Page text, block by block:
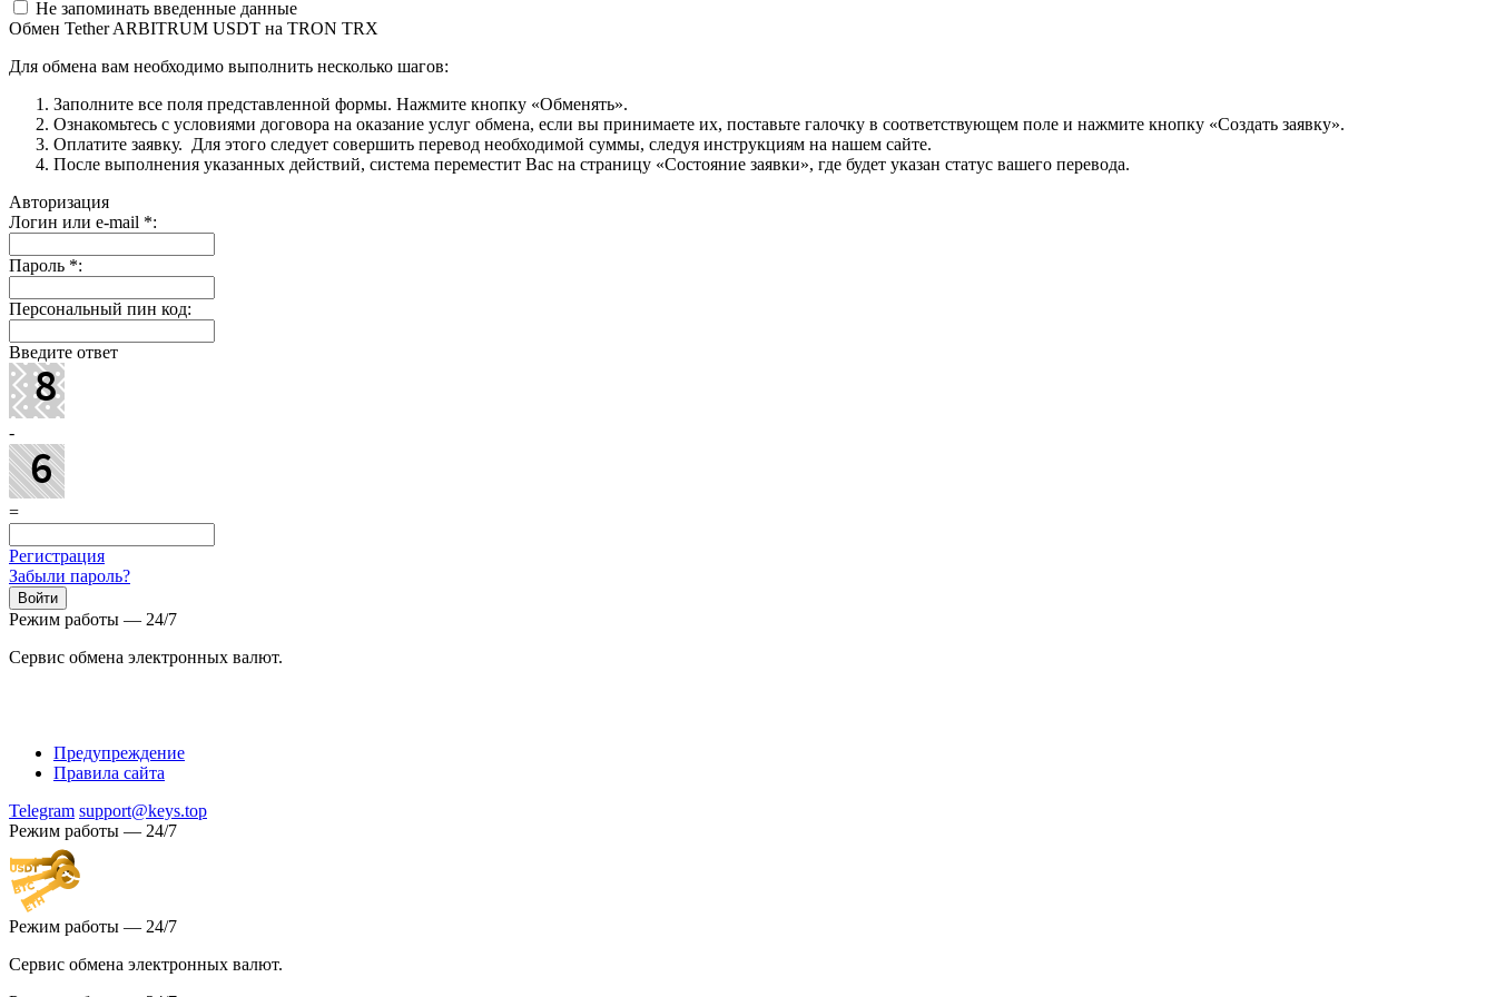
Не запоминать введенные данные
Обмен Tether ARBITRUM USDT на TRON TRX
Для обмена вам необходимо выполнить несколько шагов:
Заполните все поля представленной формы. Нажмите кнопку «Обменять».
Ознакомьтесь с условиями договора на оказание услуг обмена, если вы принимаете их, поставьте галочку в соответствующем поле и нажмите кнопку «Создать заявку».
Оплатите заявку. Для этого следует совершить перевод необходимой суммы, следуя инструкциям на нашем сайте.
После выполнения указанных действий, система переместит Вас на страницу «Состояние заявки», где будет указан статус вашего перевода.
Авторизация
Логин или e-mail *:
Пароль *:
Персональный пин код:
Введите ответ
-
=
Регистрация
Забыли пароль?
Режим работы — 24/7
Сервис обмена электронных валют.
Предупреждение
Правила сайта
Telegram support@keys.top
Режим работы — 24/7
Режим работы — 24/7
Сервис обмена электронных валют.